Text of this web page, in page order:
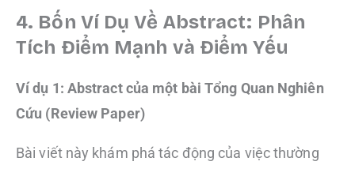
4. Bốn Ví Dụ Về Abstract: Phân
Tích Điểm Mạnh và Điểm Yếu
Ví dụ 1: Abstract của một bài Tổng Quan Nghiên
Cứu (Review Paper)
Bài viết này khám phá tác động của việc thường